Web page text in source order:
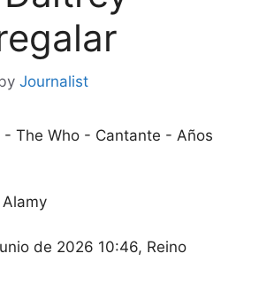
Journalist
de 2026 10:46, Reino